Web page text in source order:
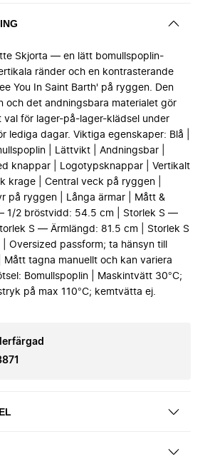
Skjorta — en lätt bomullspoplin-
ränder och en kontrasterande
You In Saint Barth' på ryggen. Den
och det andningsbara materialet gör
för lager-på-lager-klädsel under
lediga dagar. Viktiga egenskaper: Blå |
| Lättvikt | Andningsbar |
knappar | Logotypsknappar | Vertikalt
krage | Central veck på ryggen |
på ryggen | Långa ärmar | Mått &
1/2 bröstvidd: 54.5 cm | Storlek S —
S — Ärmlängd: 81.5 cm | Storlek S
Oversized passform; ta hänsyn till
tagna manuellt och kan variera
Bomullspoplin | Maskintvätt 30°C;
på max 110°C; kemtvätta ej.